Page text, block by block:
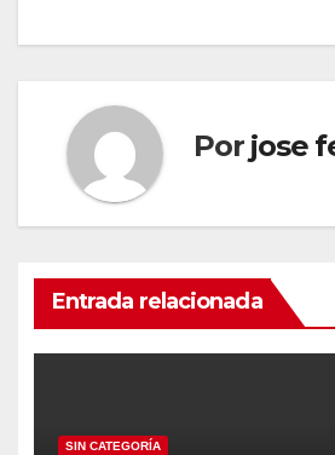
Por jose
Entrada relacionada
SIN CATEGORÍA